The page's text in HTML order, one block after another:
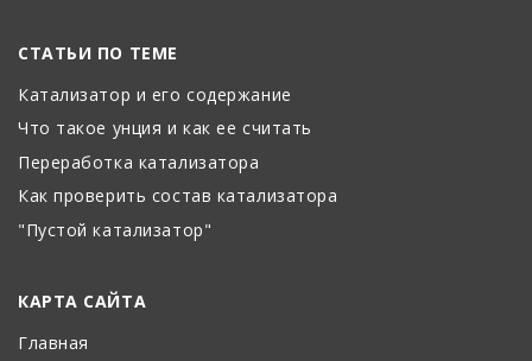
СТАТЬИ ПО ТЕМЕ
Катализатор и его содержание
Что такое унция и как ее считать
Переработка катализатора
Как проверить состав катализатора
"Пустой катализатор"
КАРТА САЙТА
Главная